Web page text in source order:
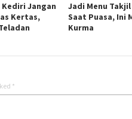
Jangan
Kertas,
Jadi Menu
Saat Puasa, Ini
Kurma
*